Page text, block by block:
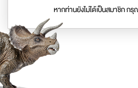
หากท่านยังไม่ได้เป็นสมาชิก ก